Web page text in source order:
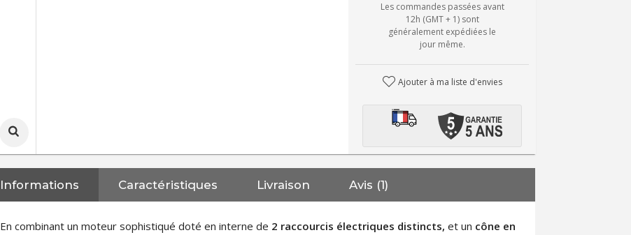
Les commandes passées avant
12h (GMT + 1) sont
généralement expédiées le
jour même.
Ajouter à ma liste d'envies
Informations Caractéristiques Livraison Avis (1)
En combinant un moteur sophistiqué doté en interne de 2 raccourcis électriques distincts,et un cône en